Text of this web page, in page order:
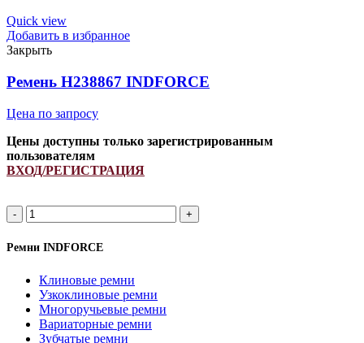
ремень
клиновой
INDFORCE
Strongest
quantity
Quick view
Добавить в избранное
Закрыть
Ремень H238867 INDFORCE
Цена по запросу
Цены доступны только зарегистрированным
пользователям
ВХОД/РЕГИСТРАЦИЯ
Ремень
H238867
INDFORCE
quantity
Ремни INDFORCE
Клиновые ремни
Узкоклиновые ремни
Многоручьевые ремни
Вариаторные ремни
Зубчатые ремни